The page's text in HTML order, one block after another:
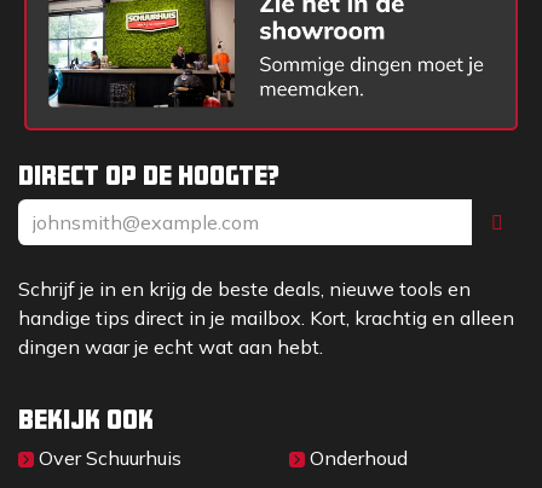
Direct op de hoogte?
Schrijf je in en krijg de beste deals, nieuwe tools en
handige tips direct in je mailbox. Kort, krachtig en alleen
dingen waar je echt wat aan hebt.
Bekijk ook
Over Sc​huurhuis
Onderhoud